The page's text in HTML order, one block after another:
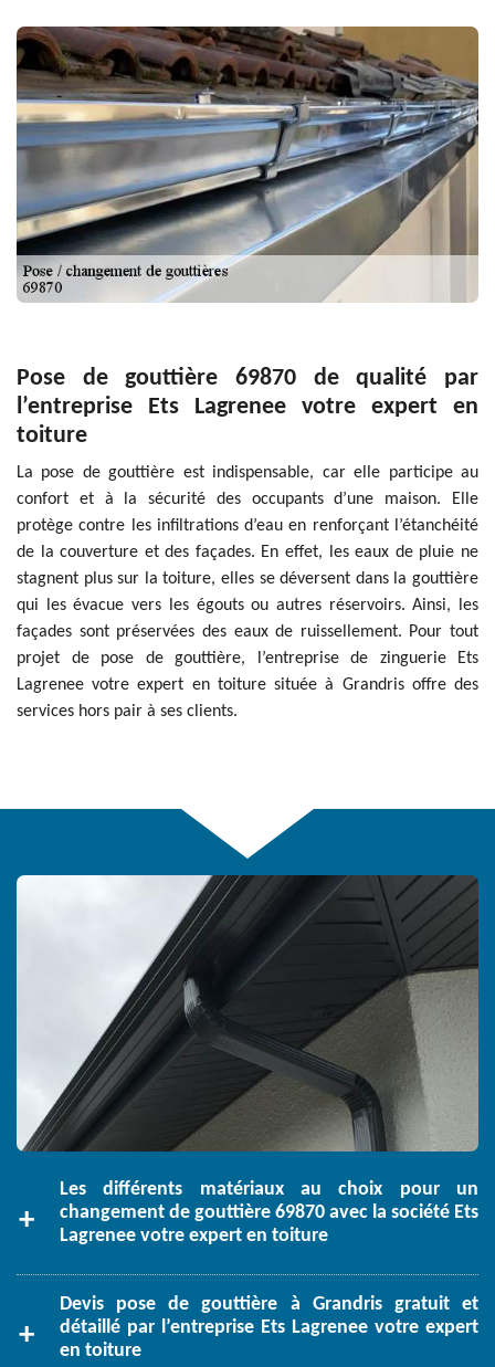
Pose de gouttière 69870 de qualité par
l’entreprise Ets Lagrenee votre expert en
toiture
La pose de gouttière est indispensable, car elle participe au
confort et à la sécurité des occupants d’une maison. Elle
protège contre les infiltrations d’eau en renforçant l’étanchéité
de la couverture et des façades. En effet, les eaux de pluie ne
stagnent plus sur la toiture, elles se déversent dans la gouttière
qui les évacue vers les égouts ou autres réservoirs. Ainsi, les
façades sont préservées des eaux de ruissellement. Pour tout
projet de pose de gouttière, l’entreprise de zinguerie Ets
Lagrenee votre expert en toiture située à Grandris offre des
services hors pair à ses clients.
Les différents matériaux au choix pour un
changement de gouttière 69870 avec la société Ets
Lagrenee votre expert en toiture
Devis pose de gouttière à Grandris gratuit et
détaillé par l’entreprise Ets Lagrenee votre expert
en toiture